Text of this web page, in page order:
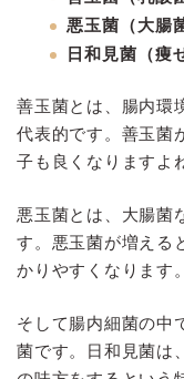
悪玉菌（大腸
日和見菌（痩
善玉菌とは、腸内環
代表的です。善玉菌
子も良くなりますよ
悪玉菌とは、大腸菌
す。悪玉菌が増える
かりやすくなります。
そして腸内細菌の中
菌です。日和見菌は